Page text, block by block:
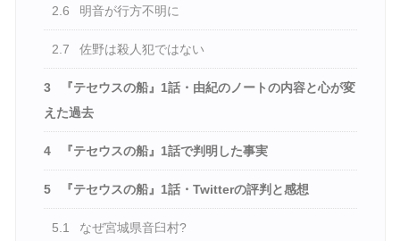
2.6 明音が行方不明に
2.7 佐野は殺人犯ではない
3
『テセウスの船』1話・由紀のノートの内容と心が変
えた過去
4 『テセウスの船』1話で判明した事実
5 『テセウスの船』1話・Twitterの評判と感想
5.1 なぜ宮城県音臼村?